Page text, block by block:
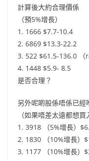
計算後大約合理價係
（預5%增長）
1. 1666 $7.7-10.4
2. 6869 $13.3-22.2
3. 522 $61.5-136.0
4. 1448 $5.9- 8.5
是否合理？
另外呢啲股係唔係已經
（如果唔差太遠都想買
1. 3918 （5%增長）
2. 1830 （10%增長）
3. 1177 （10%增長）